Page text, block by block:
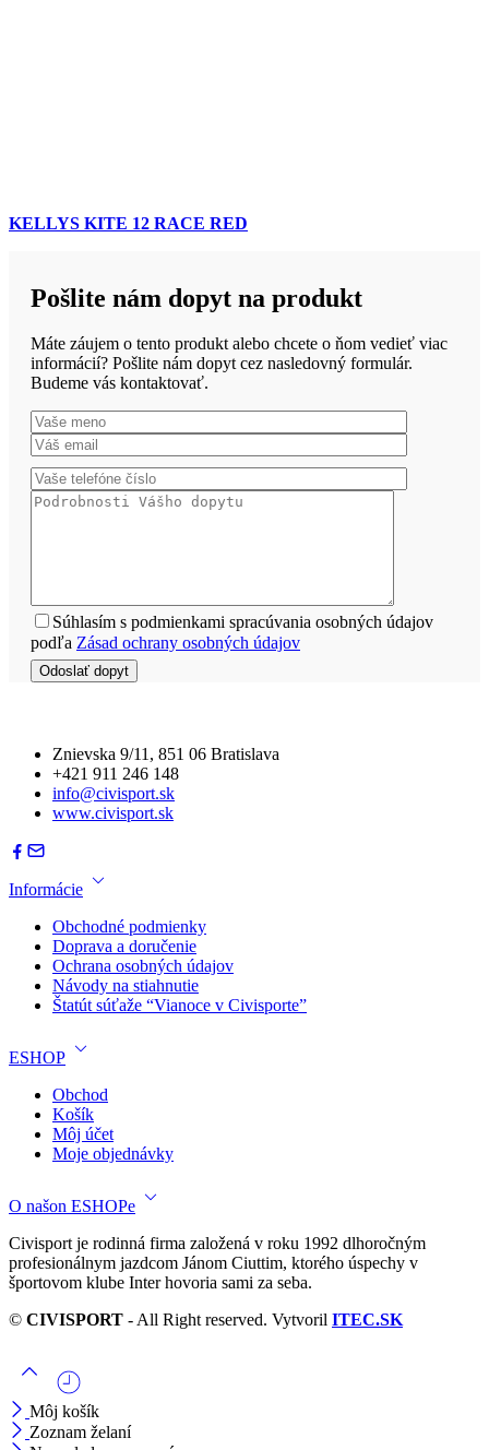
KELLYS KITE 12 RACE RED
Pošlite nám dopyt na produkt
Máte záujem o tento produkt alebo chcete o ňom vedieť viac
informácií? Pošlite nám dopyt cez nasledovný formulár.
Budeme vás kontaktovať.
Súhlasím s podmienkami spracúvania osobných údajov
podľa Zásad ochrany osobných údajov
Znievska 9/11, 851 06 Bratislava
+421 911 246 148
info@civisport.sk
www.civisport.sk
Informácie
Obchodné podmienky
Doprava a doručenie
Ochrana osobných údajov
Návody na stiahnutie
Štatút súťaže “Vianoce v Civisporte”
ESHOP
Obchod
Košík
Môj účet
Moje objednávky
O našon ESHOPe
Civisport je rodinná firma založená v roku 1992 dlhoročným
profesionálnym jazdcom Jánom Ciuttim, ktorého úspechy v
športovom klube Inter hovoria sami za seba.
© CIVISPORT - All Right reserved. Vytvoril ITEC.SK
Môj košík
Zoznam želaní